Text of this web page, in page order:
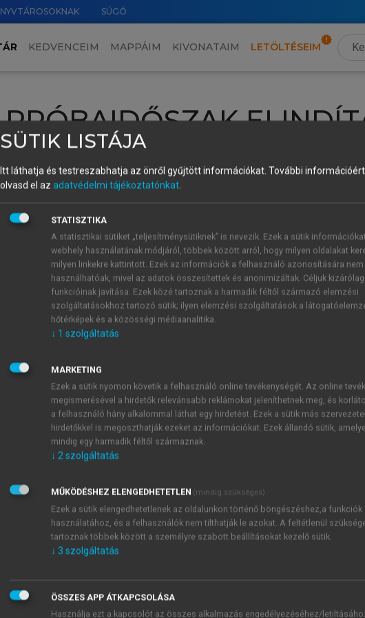
SÚGÓ
KEDVENCEIM MAPPÁIM KIVONATAIM LETÖLTÉSEIM
PRÓBAIDŐSZAK
megtekintéséhez lépj be a saját fiókoddal, iskolai azonosítóddal vagy
Új felhasználóként1 óra díjmentes hozzáférésrevagy
elindításához,
vagy hozz
A regisztráció után a
SAJÁT FIÓKKAL
intézményi azonosítóval
ÚJ FIÓK
1 óra
JELSZÓ
Kérek értesítést a MeRSZ
Kérek értesítést az
SÜTIK LISTÁJA
Itt láthatja és testreszabhatja az önről gyűjtött információkat. További
olvasd el az adatvédelmi tájékoztatónkat.
STATISZTIKA
A statisztikai sütiket „teljesítménysütiknek” is nevezik. Ezek a sütik
webhely használatának módjáról, többek között arról, hogy milyen oldalakat
milyen linkekre kattintott. Ezek az információk a felhasználó azonosítására nem
használhatóak, mivel az adatok összesítettek és anonimizáltak. Céljuk
funkcióinak javítása. Ezek közé tartoznak a harmadik féltől származó elemzési
szolgáltatásokhoz tartozó sütik; ilyen elemzési szolgáltatások a
hőtérképek és a közösségi médiaanalitika.
↓ 1 szolgáltatás
MARKETING
Ezek a sütik nyomon követik a felhasználó online tevékenységét. Az online
megismerésével a hirdetők relevánsabb reklámokat jeleníthetnek meg, és
a felhasználó hány alkalommal láthat egy hirdetést. Ezek a sütik más
hirdetőkkel is megoszthatják ezeket az információkat. Ezek állandó sütik,
mindig egy harmadik féltől származnak.
↓ 2szolgáltatás
MŰKÖDÉSHEZ ELENGEDHETETLEN (mindig szükséges)
Ezek a sütik elengedhetetlenek az oldalunkon történő böngészéshez,a funkciók
használatához, és a felhasználók nem tilthatják le azokat. A feltétlenül
tartoznak többek között a személyre szabott beállításokat kezelő sütik.
↓ 3 szolgáltatás
ÖSSZES APP ÁTKAPCSOLÁSA
Használja ezt a kapcsolót az összes alkalmazás engedélyezéséhez/